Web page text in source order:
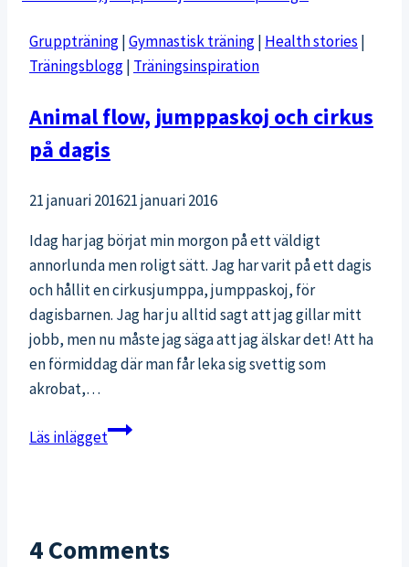
på
gymmet
Gruppträning|Gymnastisk träning| Health stories |
Träningsblogg| Träningsinspiration
Animal flow, jumppaskoj och cirkus
på dagis
21 januari 201621 januari 2016
Idag har jag börjat min morgon på ett väldigt
annorlunda men roligt sätt. Jag har varit på ett dagis
och hållit en cirkusjumppa, jumppaskoj, för
dagisbarnen. Jag har ju alltid sagt att jag gillar mitt
jobb, men nu måste jag säga att jag älskar det! Att ha
en förmiddag där man får leka sig svettig som
akrobat,…
Läs inläggetAnimal
på
4 Comments